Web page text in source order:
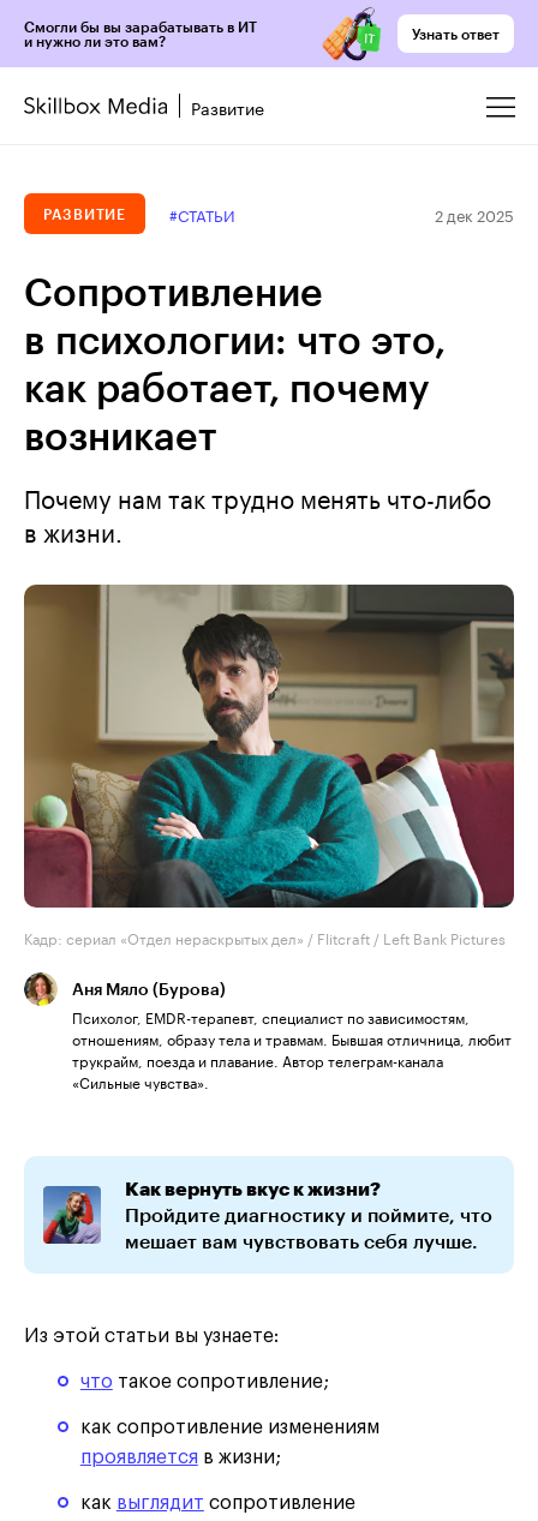
Смогли бы вы зарабатывать в ИТ
и нужно ли это вам?
Узнать ответ
Развитие
РАЗВИТИЕ #СТАТЬИ 2 дек 2025
Сопротивление
в психологии: что это,
как работает, почему
возникает
Почему нам так трудно менять что-либо
в жизни.
Кадр: сериал «Отдел нераскрытых дел» / Flitcraft / Left Bank Pictures
Аня Мяло (Бурова)
Психолог, EMDR-терапевт, специалист по зависимостям,
отношениям, образу тела и травмам. Бывшая отличница, любит
трукрайм, поезда и плавание. Автор телеграм-канала
«Сильные чувства».
Как вернуть вкус к жизни?
Пройдите диагностику и поймите, что
мешает вам чувствовать себя лучше.
Из этой статьи вы узнаете:
что такое сопротивление;
как сопротивление изменениям
проявляется в жизни;
как выглядит сопротивление